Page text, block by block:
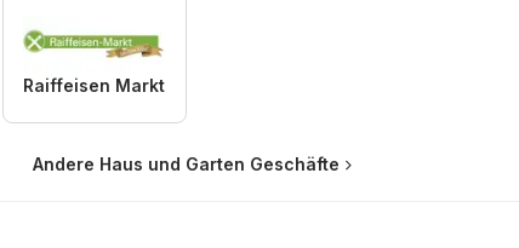
Raiffeisen Markt
Andere Haus und Garten Geschäfte